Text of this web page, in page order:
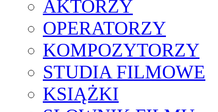
AKTORZY
OPERATORZY
KOMPOZYTORZY
STUDIA FILMOWE
KSIĄŻKI